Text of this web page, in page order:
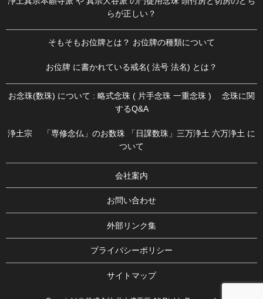
らが正しい？
そもそもお位牌とは？ お位牌の種類について
お位牌 に書かれている戒名( 法号 法名) とは？
お念珠(数珠) について : 略式念珠 ( 片手念珠 一重念珠 ) 念珠に関
するQ&A
浄土宗 「専修念仏」のお数珠 「日課数珠」三万浄土 六万浄土 に
ついて
会社案内
お問い合わせ
外部リンク集
プライバシーポリシー
サイトマップ